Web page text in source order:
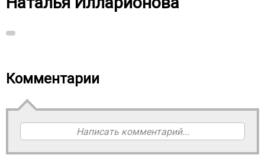
Комментарии
Написать комментарий...